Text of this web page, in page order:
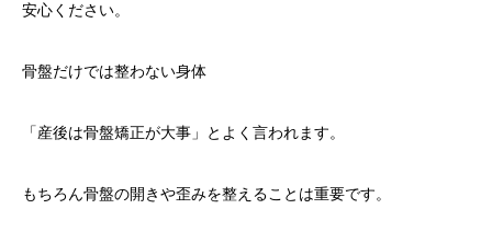
安心ください。
骨盤だけでは整わない身体
「産後は骨盤矯正が大事」とよく言われます。
もちろん骨盤の開きや歪みを整えることは重要です。